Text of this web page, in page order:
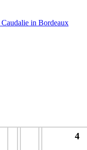
in Bordeaux
4